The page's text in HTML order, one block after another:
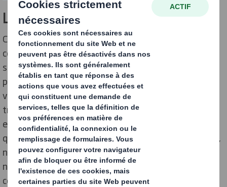
L'approvisionnement durable
Comme pour toute entreprise, nos impacts ne
commencent et ne se terminent pas sur nos propres
sites. Nous avons la possibilité d'influencer les
pratiques durables tout au long de notre chaîne de
valeur, en nous concentrant sur la manière dont nous
travaillons avec nos fournisseurs, par le biais des biens
et des services que nous achetons. Nous comprenons
que pour garantir les normes éthiques les plus élevées,
nous devons chercher à former des partenariats avec
nos fournisseurs, en encourageant l'amélioration et la
collaboration.